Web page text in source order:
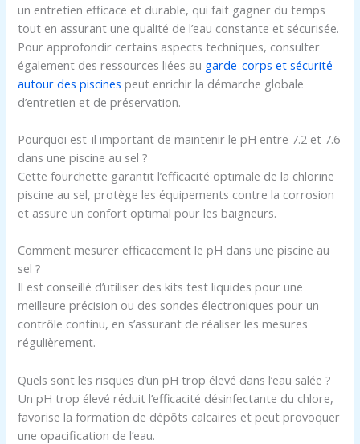
un entretien efficace et durable, qui fait gagner du temps
tout en assurant une qualité de l’eau constante et sécurisée.
Pour approfondir certains aspects techniques, consulter
également des ressources liées au garde-corps et sécurité
autour des piscines peut enrichir la démarche globale
d’entretien et de préservation.
Pourquoi est-il important de maintenir le pH entre 7.2 et 7.6
dans une piscine au sel ?
Cette fourchette garantit l’efficacité optimale de la chlorine
piscine au sel, protège les équipements contre la corrosion
et assure un confort optimal pour les baigneurs.
Comment mesurer efficacement le pH dans une piscine au
sel ?
Il est conseillé d’utiliser des kits test liquides pour une
meilleure précision ou des sondes électroniques pour un
contrôle continu, en s’assurant de réaliser les mesures
régulièrement.
Quels sont les risques d’un pH trop élevé dans l’eau salée ?
Un pH trop élevé réduit l’efficacité désinfectante du chlore,
favorise la formation de dépôts calcaires et peut provoquer
une opacification de l’eau.